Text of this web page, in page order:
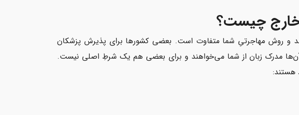
خارج چیست؟
و روش مهاجرتیِ شما متفاوت است. بعضی کشورها برای پذیرش پزشکان
مدرک زبان از شما می‌خواهند و برای بعضی هم یک شرطِ اصلی نیست.
هستند: